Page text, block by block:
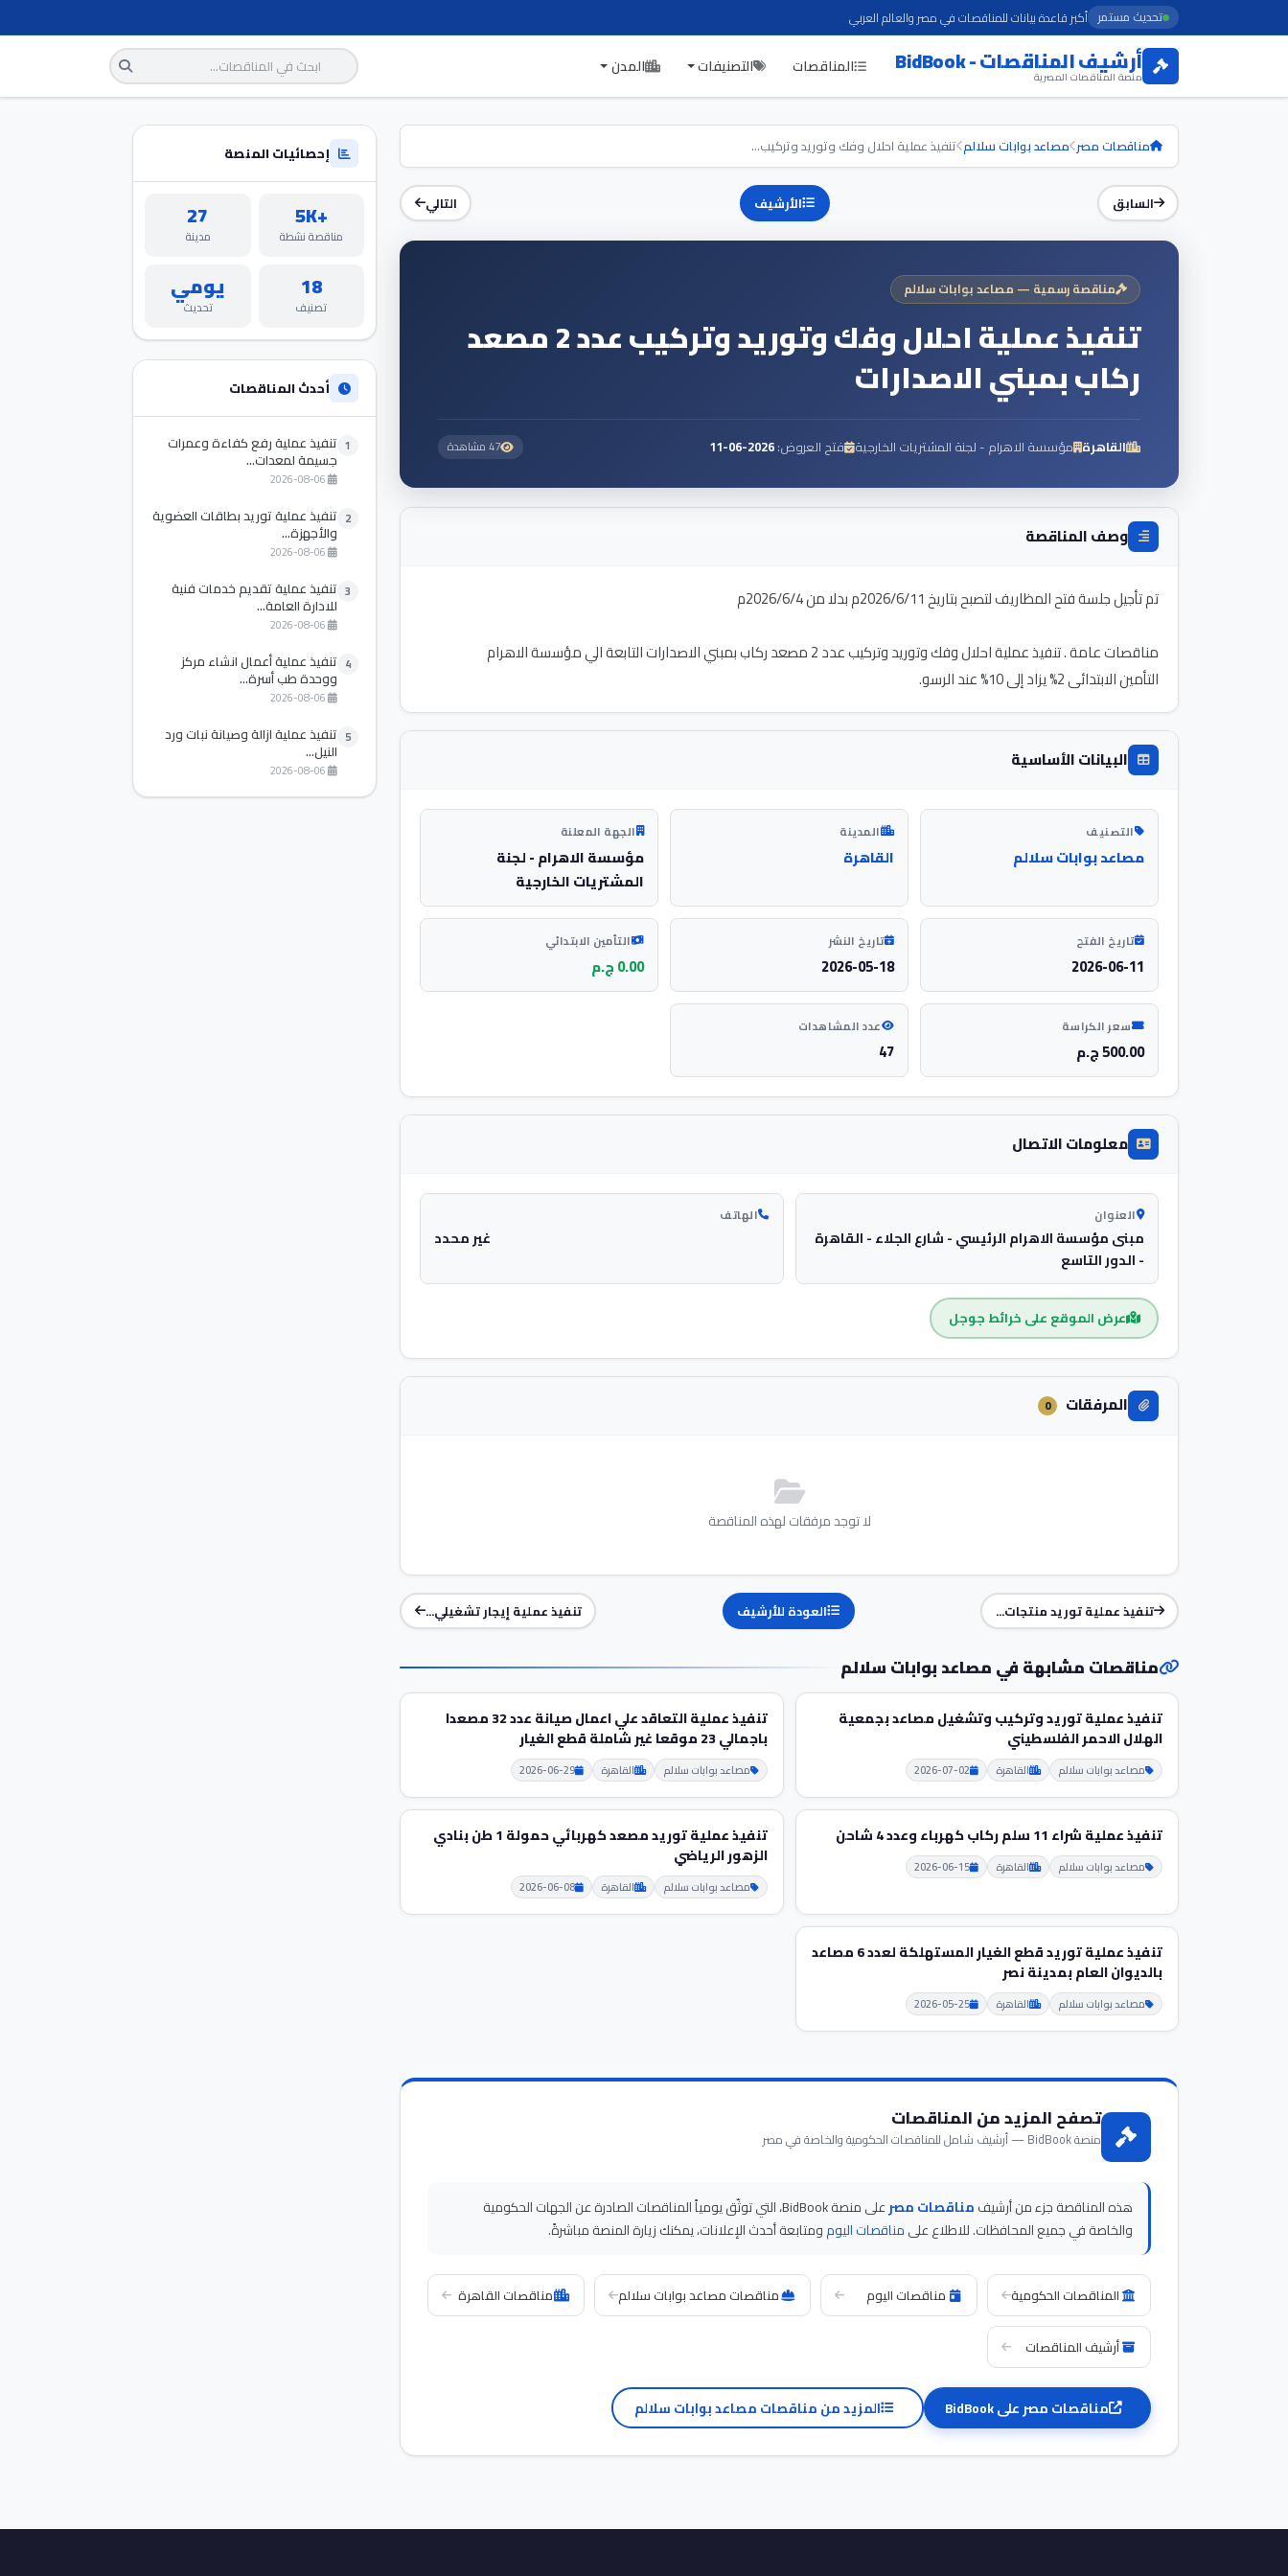
تحديث مستمر أكبر قاعدة بيانات للمناقصات في مصر والعالم العربي
أرشيف المناقصات - BidBook
منصة المناقصات المصرية المناقصات التصنيفات المدن
إحصائيات المنصة
+5K
مناقصة نشطة
27
مدينة
18
تصنيف
يومي
تحديث
أحدث المناقصات
1 تنفيذ عملية رفع كفاءة وعمرات
جسيمة لمعدات...
2 تنفيذ عملية توريد بطاقات العضوية
والأجهزة...
3 تنفيذ عملية تقديم خدمات فنية
للادارة العامة...
4 تنفيذ عملية أعمال انشاء مركز
ووحدة طب أسرة...
5 تنفيذ عملية ازالة وصيانة نبات ورد
النيل...
مناقصات مصر مصاعد بوابات سلالم تنفيذ عملية احلال وفك وتوريد وتركيب...
السابق الأرشيف التالي
مناقصة رسمية — مصاعد بوابات سلالم
تنفيذ عملية احلال وفك وتوريد وتركيب عدد 2 مصعد
ركاب بمبني الاصدارات
القاهرة مؤسسة الاهرام - لجنة المشتريات الخارجية فتح العروض:2026-06-11 47 مشاهدة
وصف المناقصة
التأمين الابتدائى 2% يزاد إلى 10% عند الرسو.
البيانات الأساسية
التصنيف
مصاعد بوابات سلالم
المدينة
القاهرة
الجهة المعلنة
مؤسسة الاهرام - لجنة
المشتريات الخارجية
تاريخ الفتح
2026-06-11
تاريخ النشر
2026-05-18
التأمين الابتدائي
0.00 ج.م
سعر الكراسة
500.00 ج.م
عدد المشاهدات
47
معلومات الاتصال
العنوان
مبنى مؤسسة الاهرام الرئيسي - شارع الجلاء - القاهرة
- الدور التاسع
الهاتف
غير محدد
عرض الموقع على خرائط جوجل
المرفقات 0
لا توجد مرفقات لهذه المناقصة
تنفيذ عملية توريد منتجات... العودة للأرشيف تنفيذ عملية إيجار تشغيلي...
مناقصات مشابهة في مصاعد بوابات سلالم
تنفيذ عملية توريد وتركيب وتشغيل مصاعد بجمعية
الهلال الاحمر الفلسطيني
مصاعد بوابات سلالم القاهرة 2026-07-02
تنفيذ عملية التعاقد علي اعمال صيانة عدد 32 مصعدا
باجمالي 23 موقعا غير شاملة قطع الغيار
مصاعد بوابات سلالم القاهرة 2026-06-29
تنفيذ عملية شراء 11 سلم ركاب كهرباء وعدد 4 شاحن
مصاعد بوابات سلالم القاهرة 2026-06-15
تنفيذ عملية توريد مصعد كهربائي حمولة 1 طن بنادي
الزهور الرياضي
مصاعد بوابات سلالم القاهرة 2026-06-08
تنفيذ عملية توريد قطع الغيار المستهلكة لعدد 6 مصاعد
بالديوان العام بمدينة نصر
مصاعد بوابات سلالم القاهرة 2026-05-25
تصفح المزيد من المناقصات
منصة BidBook — أرشيف شامل للمناقصات الحكومية والخاصة في مصر
هذه المناقصة جزء من أرشيفمناقصات مصر
على منصة BidBook، التي توثّق يومياً المناقصات الصادرة عن الجهات الحكومية
والخاصة في جميع المحافظات. للاطلاع علىمناقصات اليومومتابعة أحدث الإعلانات، يمكنك زيارة المنصة مباشرةً.
المناقصات الحكومية مناقصات اليوم مناقصات مصاعد بوابات سلالم مناقصات القاهرة
أرشيف المناقصات
مناقصات مصر على BidBook المزيد من مناقصات مصاعد بوابات سلالم